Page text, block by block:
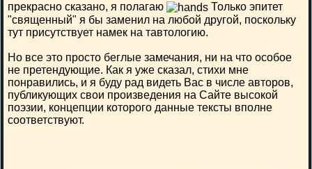
прекрасно сказано, я полагаю
Только эпитет
"священный" я бы заменил на любой другой, поскольку
тут присутствует намек на тавтологию.
Но все это просто беглые замечания, ни на что особое
не претендующие. Как я уже сказал, стихи мне
понравились, и я буду рад видеть Вас в числе авторов,
публикующих свои произведения на Сайте высокой
поэзии, концепции которого данные тексты вполне
соответствуют.